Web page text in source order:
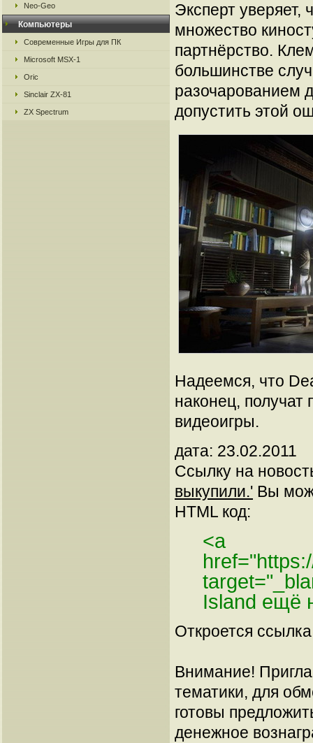
Neo-Geo
Компьютеры
Современные Игры для ПК
Microsoft MSX-1
Oric
Sinclair ZX-81
ZX Spectrum
Эксперт уверяет,
множество
партнёрство.
большинстве
разочарованием
допустить этой
Надеемся, что
наконец,
видеоигры.
дата: 23.02.2011
Ссылку на
выкупили.' Вы
HTML код:
<a
Island ещё
Откроется
Внимание!
тематики, для
готовы
денежное